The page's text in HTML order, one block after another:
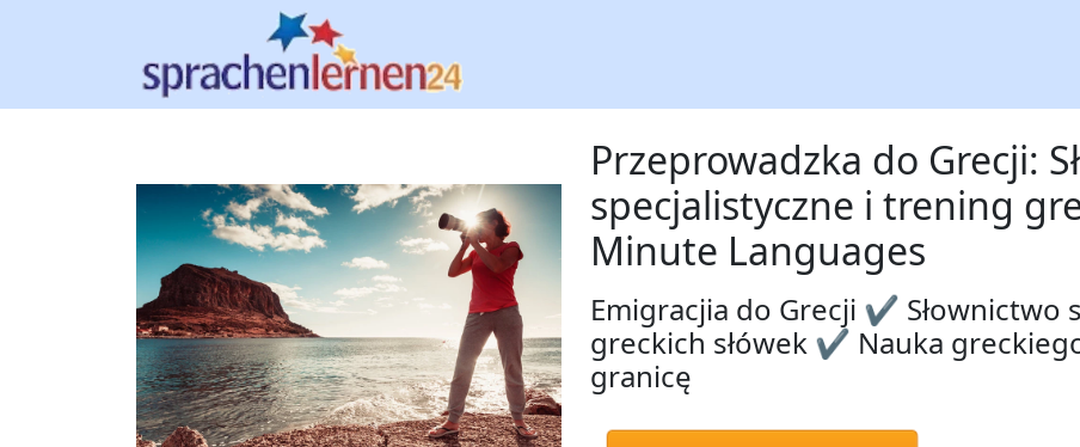
Przeprowadzka do Grecji:
specjalistyczne i trening
Minute Languages
Emigracjia do Grecji ✔ Słownictwo
greckich słówek ✔ Nauka
granicę